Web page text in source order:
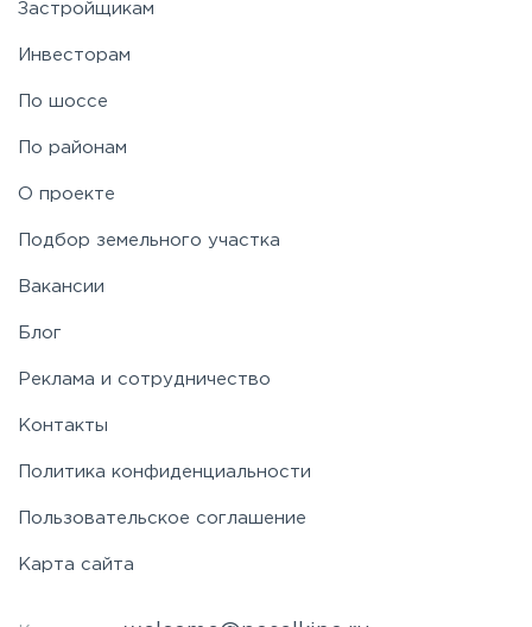
Рябовское
Застройщикам
Инвесторам
По шоссе
По районам
О проекте
Подбор земельного участка
Вакансии
Блог
Реклама и сотрудничество
Контакты
Политика конфиденциальности
Пользовательское соглашение
Карта сайта